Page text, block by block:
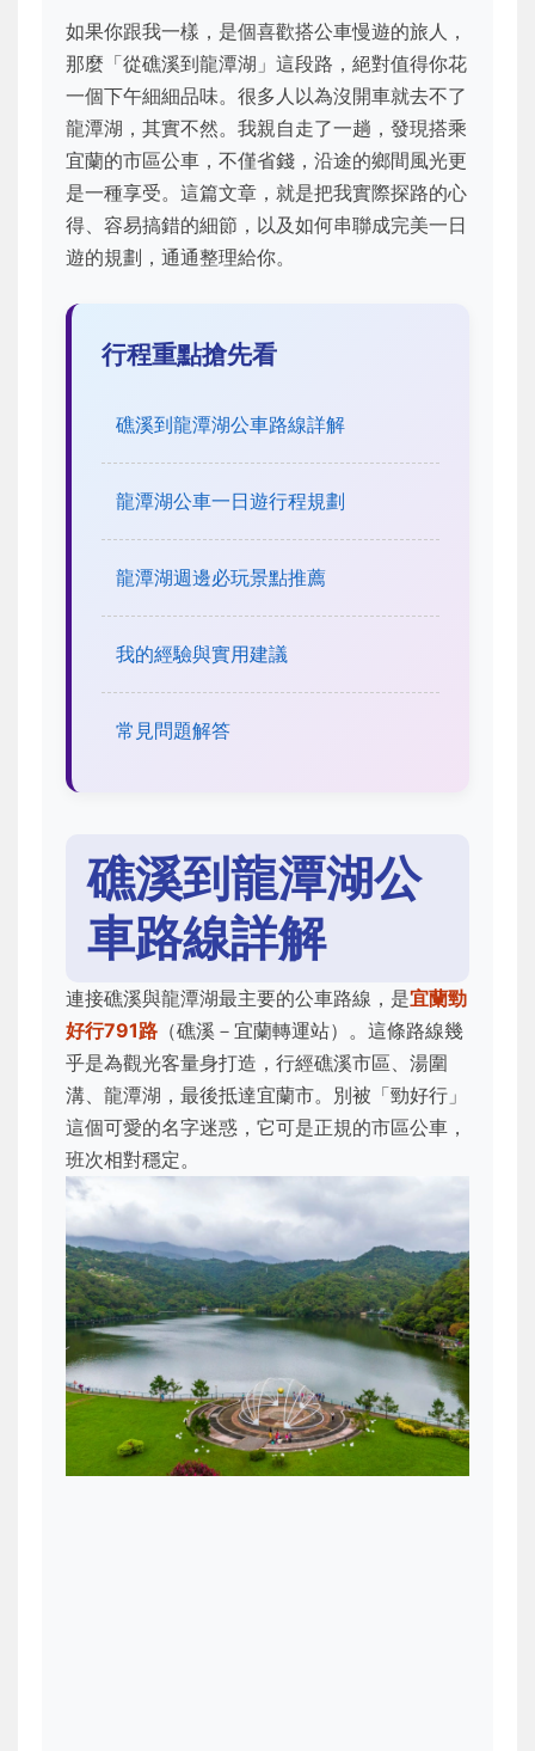
如果你跟我一樣，是個喜歡搭公車慢遊的旅人，
那麼「從礁溪到龍潭湖」這段路，絕對值得你花
一個下午細細品味。很多人以為沒開車就去不了
龍潭湖，其實不然。我親自走了一趟，發現搭乘
宜蘭的市區公車，不僅省錢，沿途的鄉間風光更
是一種享受。這篇文章，就是把我實際探路的心
得、容易搞錯的細節，以及如何串聯成完美一日
遊的規劃，通通整理給你。
行程重點搶先看
礁溪到龍潭湖公車路線詳解
龍潭湖公車一日遊行程規劃
龍潭湖週邊必玩景點推薦
我的經驗與實用建議
常見問題解答
礁溪到龍潭湖公
車路線詳解
連接礁溪與龍潭湖最主要的公車路線，是宜蘭勁
好行791路 （礁溪－宜蘭轉運站）。這條路線幾
乎是為觀光客量身打造，行經礁溪市區、湯圍
溝、龍潭湖，最後抵達宜蘭市。別被「勁好行」
這個可愛的名字迷惑，它可是正規的市區公車，
班次相對穩定。